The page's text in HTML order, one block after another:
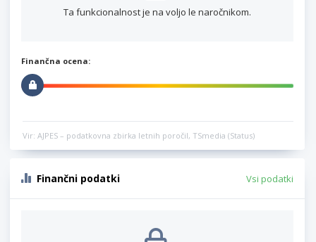
Ta funkcionalnost je na voljo le naročnikom.
Finančna ocena:
Vir: AJPES – podatkovna zbirka letnih poročil, TSmedia (Status)
Finančni podatki Vsi podatki